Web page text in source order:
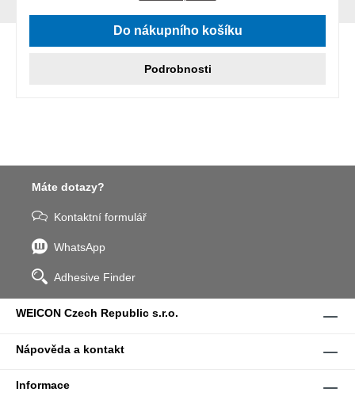
Do nákupního košíku
Podrobnosti
Máte dotazy?
Kontaktní formulář
WhatsApp
Adhesive Finder
WEICON Czech Republic s.r.o.
Nápověda a kontakt
Informace